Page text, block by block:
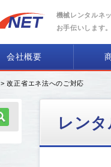
機械レンタルネ
お手伝いします。
会社概要
> 改正省エネ法へのご対応
レン